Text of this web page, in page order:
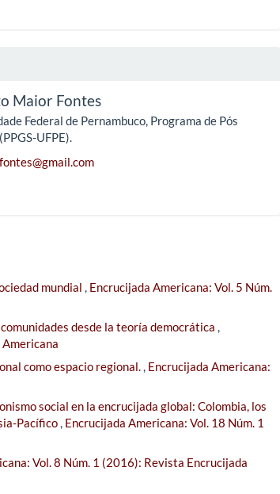
Maior Fontes
Federal de Pernambuco, Programa de Pós
UFPE).
mundial , Encrucijada Americana: Vol. 5 Núm.
desde la teoría democrática ,
como espacio regional., Encrucijada Americana:
social en la encrucijada global: Colombia, los
Pacífico, Encrucijada Americana: Vol. 18 Núm. 1
Vol. 8 Núm. 1 (2016): Revista Encrucijada